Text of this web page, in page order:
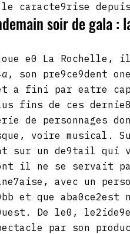
caracte9rise depuis
soir de gala :
joue e0 La
, son pre9ce9dent
a fini par eatre
fins de ces
de personnages
voire musical.
sur un de9tail qui
il ne se servait
avec un
et que aba0ce2est
De le0,
par son